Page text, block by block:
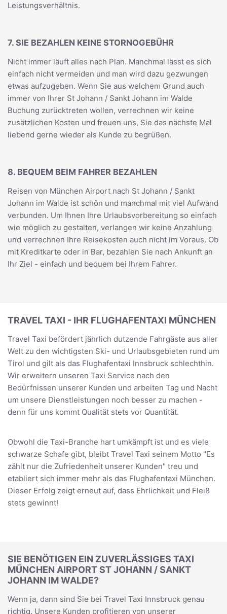
Leistungsverhältnis.
7. SIE BEZAHLEN KEINE STORNOGEBÜHR
Nicht immer läuft alles nach Plan. Manchmal lässt es sich
einfach nicht vermeiden und man wird dazu gezwungen
etwas aufzugeben. Wenn Sie aus welchem Grund auch
immer von Ihrer St Johann / Sankt Johann im Walde
Buchung zurücktreten wollen, verrechnen wir keine
zusätzlichen Kosten und freuen uns, Sie das nächste Mal
liebend gerne wieder als Kunde zu begrüßen.
8. BEQUEM BEIM FAHRER BEZAHLEN
Reisen von München Airport nach St Johann / Sankt
Johann im Walde ist schön und manchmal mit viel Aufwand
verbunden. Um Ihnen Ihre Urlaubsvorbereitung so einfach
wie möglich zu gestalten, verlangen wir keine Anzahlung
und verrechnen Ihre Reisekosten auch nicht im Voraus. Ob
mit Kreditkarte oder in Bar, bezahlen Sie nach Ankunft an
Ihr Ziel - einfach und bequem bei Ihrem Fahrer.
TRAVEL TAXI - IHR FLUGHAFENTAXI MÜNCHEN
Travel Taxi befördert jährlich dutzende Fahrgäste aus aller
Welt zu den wichtigsten Ski- und Urlaubsgebieten rund um
Tirol und gilt als das Flughafentaxi Innsbruck schlechthin.
Wir erweitern unseren Taxi Service nach den
Bedürfnissen unserer Kunden und arbeiten Tag und Nacht
um unsere Dienstleistungen noch besser zu machen -
denn für uns kommt Qualität stets vor Quantität.
Obwohl die Taxi-Branche hart umkämpft ist und es viele
schwarze Schafe gibt, bleibt Travel Taxi seinem Motto "Es
zählt nur die Zufriedenheit unserer Kunden" treu und
etabliert sich immer mehr als das Flughafentaxi München.
Dieser Erfolg zeigt erneut auf, dass Ehrlichkeit und Fleiß
stets gewinnt!
SIE BENÖTIGEN EIN ZUVERLÄSSIGES TAXI
MÜNCHEN AIRPORT ST JOHANN / SANKT
JOHANN IM WALDE?
Wenn ja, dann sind Sie bei Travel Taxi Innsbruck genau
richtig. Unsere Kunden profitieren von unserer